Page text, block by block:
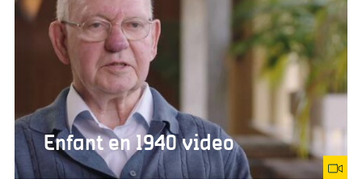
Enfant en 1940 video